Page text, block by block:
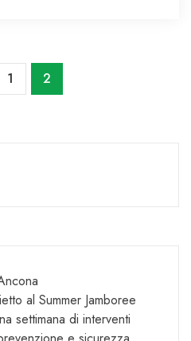
1 2
al Summer Jamboree
settimana di interventi